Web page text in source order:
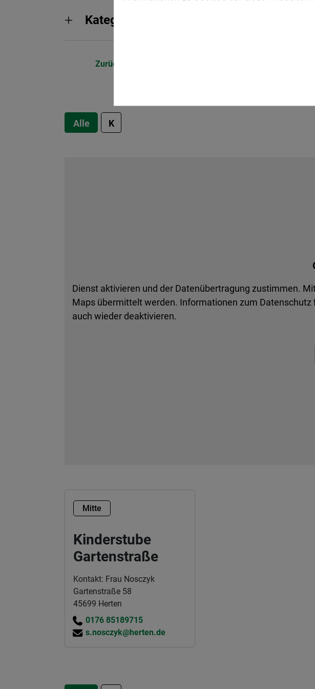
Kategorieauswahl: Mitte
Zurück - Alles anzeigen
Alle K
Dienst aktivieren und der Datenübertragung zustimmen.
Maps übermittelt werden. Informationen zum
auch wieder deaktivieren.
Mitte
Kinderstube
Gartenstraße
Kontakt: Frau Nosczyk
Gartenstraße 58
45699 Herten
0176 85189715
s.nosczyk@herten.de